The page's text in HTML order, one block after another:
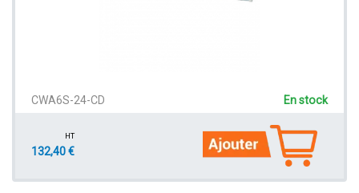
CWA6S-24-CD En stock
HT
132,40 €